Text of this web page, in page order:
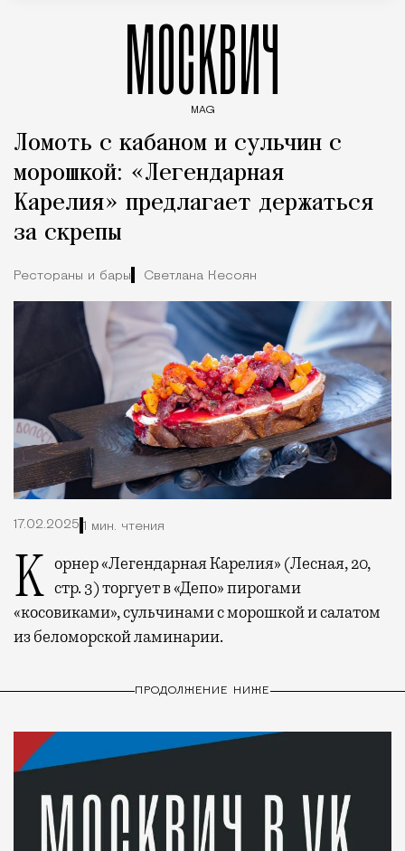
МОСКВИЧ
MAG
Ломоть с кабаном и сульчин с
морошкой: «Легендарная
Карелия» предлагает держаться
за скрепы
Рестораны и бары Светлана Кесоян
17.02.2025 1 мин. чтения
Корнер «Легендарная Карелия» (Лесная, 20, стр. 3) торгует в «Депо» пирогами
«косовиками», сульчинами с морошкой и салатом
из беломорской ламинарии.
ПРОДОЛЖЕНИЕ НИЖЕ